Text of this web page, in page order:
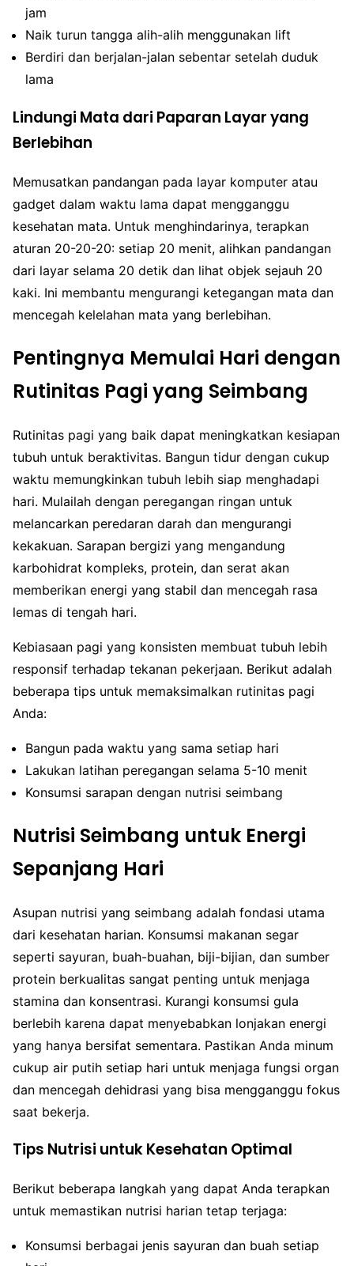
jam
Naik turun tangga alih-alih menggunakan lift
Berdiri dan berjalan-jalan sebentar setelah duduk
lama
Lindungi Mata dari Paparan Layar yang
Berlebihan
Memusatkan pandangan pada layar komputer atau
gadget dalam waktu lama dapat mengganggu
kesehatan mata. Untuk menghindarinya, terapkan
aturan 20-20-20: setiap 20 menit, alihkan pandangan
dari layar selama 20 detik dan lihat objek sejauh 20
kaki. Ini membantu mengurangi ketegangan mata dan
mencegah kelelahan mata yang berlebihan.
Pentingnya Memulai Hari dengan
Rutinitas Pagi yang Seimbang
Rutinitas pagi yang baik dapat meningkatkan kesiapan
tubuh untuk beraktivitas. Bangun tidur dengan cukup
waktu memungkinkan tubuh lebih siap menghadapi
hari. Mulailah dengan peregangan ringan untuk
melancarkan peredaran darah dan mengurangi
kekakuan. Sarapan bergizi yang mengandung
karbohidrat kompleks, protein, dan serat akan
memberikan energi yang stabil dan mencegah rasa
lemas di tengah hari.
Kebiasaan pagi yang konsisten membuat tubuh lebih
responsif terhadap tekanan pekerjaan. Berikut adalah
beberapa tips untuk memaksimalkan rutinitas pagi
Anda:
Bangun pada waktu yang sama setiap hari
Lakukan latihan peregangan selama 5-10 menit
Konsumsi sarapan dengan nutrisi seimbang
Nutrisi Seimbang untuk Energi
Sepanjang Hari
Asupan nutrisi yang seimbang adalah fondasi utama
dari kesehatan harian. Konsumsi makanan segar
seperti sayuran, buah-buahan, biji-bijian, dan sumber
protein berkualitas sangat penting untuk menjaga
stamina dan konsentrasi. Kurangi konsumsi gula
berlebih karena dapat menyebabkan lonjakan energi
yang hanya bersifat sementara. Pastikan Anda minum
cukup air putih setiap hari untuk menjaga fungsi organ
dan mencegah dehidrasi yang bisa mengganggu fokus
saat bekerja.
Tips Nutrisi untuk Kesehatan Optimal
Berikut beberapa langkah yang dapat Anda terapkan
untuk memastikan nutrisi harian tetap terjaga:
Konsumsi berbagai jenis sayuran dan buah setiap